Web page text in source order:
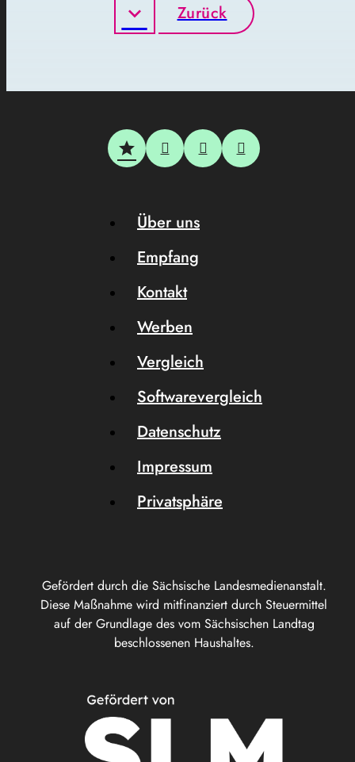
Zurück
Gefördert durch die Sächsische Landesmedienanstalt.
Diese Maßnahme wird mitfinanziert durch Steuermittel
auf der Grundlage des vom Sächsischen Landtag
beschlossenen Haushaltes.
Über uns
Empfang
Kontakt
Werben
Vergleich
Softwarevergleich
Datenschutz
Impressum
Privatsphäre